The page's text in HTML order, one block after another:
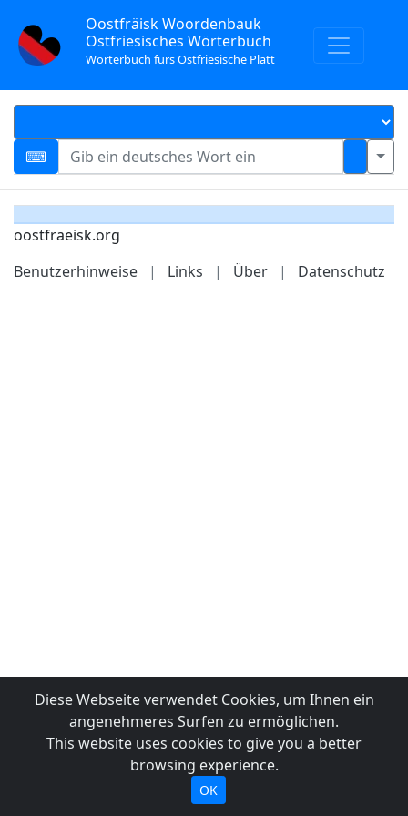
Oostfräisk Woordenbauk
Ostfriesisches Wörterbuch
Wörterbuch fürs Ostfriesische Platt
oostfraeisk.org
Benutzerhinweise
| Links | Über | Datenschutz
Diese Webseite verwendet Cookies, um Ihnen ein
angenehmeres Surfen zu ermöglichen.
This website uses cookies to give you a better
browsing experience.
OK